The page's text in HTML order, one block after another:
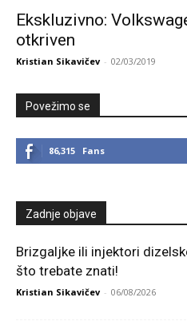
Ekskluzivno:
otkriven
Kristian Sikavičev - 02/03/2019
Povežimo se
86,315 Fans
Zadnje objave
Brizgaljke ili injektori
što trebate znati!
Kristian Sikavičev - 06/08/2026